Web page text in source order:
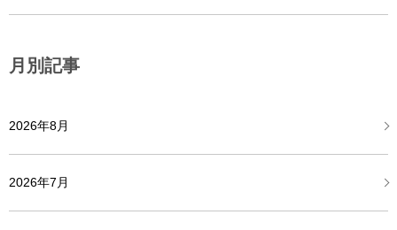
月別記事
2026年8月
2026年7月